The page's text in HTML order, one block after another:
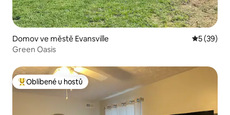
Domov ve městě Evansville Průměrné
5 (39)
Green Oasis
Nejlepší v kategorii Oblíbené u hostů
Oblíbené u hostů